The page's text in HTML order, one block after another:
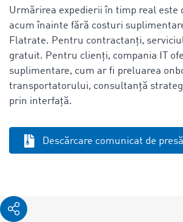
Urmărirea expedierii în timp real este
acum înainte fără costuri
Flatrate. Pentru contractanți,
gratuit. Pentru clienți, compania IT
suplimentare, cum ar fi preluarea
transportatorului, consultanță
prin interfață.
Descărcare comunicat de presă